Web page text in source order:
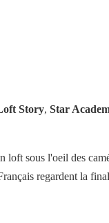
Story, Star
loft sous l'oeil des
regardent la